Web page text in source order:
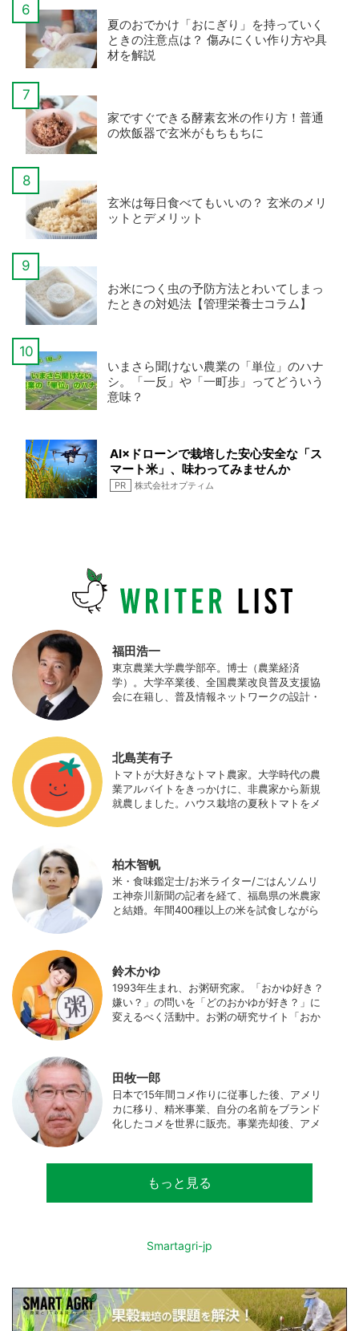
夏のおでかけ「おにぎり」を持っていく
ときの注意点は？ 傷みにくい作り方や具
材を解説
家ですぐできる酵素玄米の作り方！普通
の炊飯器で玄米がもちもちに
玄米は毎日食べてもいいの？ 玄米のメリ
ットとデメリット
お米につく虫の予防方法とわいてしまっ
たときの対処法【管理栄養士コラム】
いまさら聞けない農業の「単位」のハナ
シ。「一反」や「一町歩」ってどういう
意味？
AI×ドローンで栽培した安心安全な「ス
マート米」、味わってみませんか
PR 株式会社オプティム
福田浩一
東京農業大学農学部卒。博士（農業経済
学）。大学卒業後、全国農業改良普及支援協
会に在籍し、普及情報ネットワークの設計・
の実証試験や農産物輸出などに関わった。主
にスマート農業の実証試験やコンサルなどに
携わっている。 HP：http://www.ijas.co.jp/
北島芙有子
トマトが大好きなトマト農家。大学時代の農
業アルバイトをきっかけに、非農家から新規
就農しました。ハウス栽培の夏秋トマトをメ
柏木智帆
米・食味鑑定士/お米ライター/ごはんソムリ
エ神奈川新聞の記者を経て、福島県の米農家
と結婚。年間400種以上の米を試食しながら
食事やお弁当づくりを通して、食育にも目を
向けている。プロフィール写真 ©杉山晃造
鈴木かゆ
1993年生まれ、お粥研究家。「おかゆ好き？
嫌い？」の問いを「どのおかゆが好き？」に
変えるべく活動中。お粥の研究サイト「おか
田牧一郎
日本で15年間コメ作りに従事した後、アメリ
カに移り、精米事業、自分の名前をブランド
化したコメを世界に販売。事業売却後、アメ
サルティングとして関わり、企業などの依頼
で世界12カ国の良質米生産可能産地を訪問調
もっと見る
Smartagri-jp